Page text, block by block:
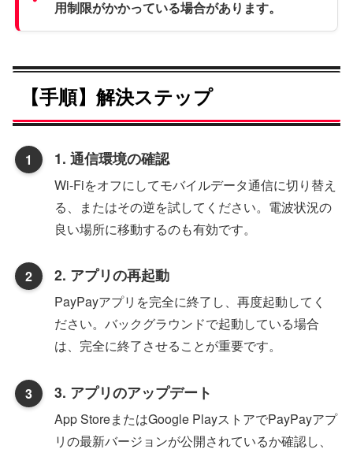
用制限がかかっている場合があります。
【手順】解決ステップ
1. 通信環境の確認
Wi-Fiをオフにしてモバイルデータ通信に切り替え
る、またはその逆を試してください。電波状況の
良い場所に移動するのも有効です。
2. アプリの再起動
PayPayアプリを完全に終了し、再度起動してく
ださい。バックグラウンドで起動している場合
は、完全に終了させることが重要です。
3. アプリのアップデート
App StoreまたはGoogle PlayストアでPayPayアプ
リの最新バージョンが公開されているか確認し、